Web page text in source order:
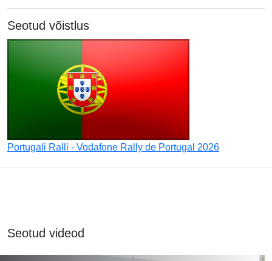
Seotud võistlus
Portugali Ralli - Vodafone Rally de Portugal 2026
Seotud videod